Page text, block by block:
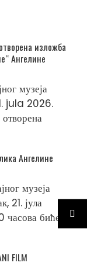
изложба
Ангелине
музеја
jula 2026.
Ангелине
музеја
21. јула
биће
FILM